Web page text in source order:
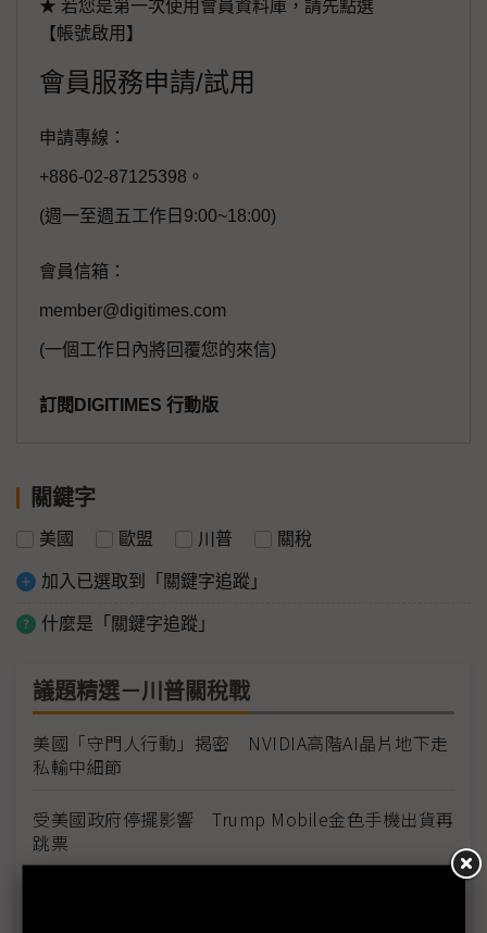
★ 若您是第一次使用會員資料庫，請先點選
【帳號啟用】
會員服務申請/試用
申請專線：
+886-02-87125398。
(週一至週五工作日9:00~18:00)
會員信箱：
member@digitimes.com
(一個工作日內將回覆您的來信)
訂閱DIGITIMES 行動版
關鍵字
美國 歐盟 川普 關稅
加入已選取到「關鍵字追蹤」
什麼是「關鍵字追蹤」
議題精選－川普關稅戰
美國「守門人行動」揭密 NVIDIA高階AI晶片地下走
私輸中細節
受美國政府停擺影響 Trump Mobile金色手機出貨再
跳票